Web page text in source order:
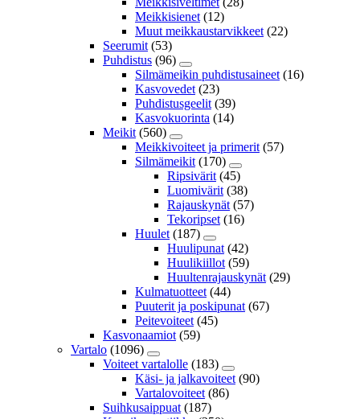
Meikkisienet (12)
Muut meikkaustarvikkeet (22)
Seerumit (53)
Puhdistus (96)
Silmämeikin puhdistusaineet (16)
Kasvovedet (23)
Puhdistusgeelit (39)
Kasvokuorinta (14)
Meikit (560)
Meikkivoiteet ja primerit (57)
Silmämeikit (170)
Ripsivärit (45)
Luomivärit (38)
Rajauskynät (57)
Tekoripset (16)
Huulet (187)
Huulipunat (42)
Huulikiillot (59)
Huultenrajauskynät (29)
Kulmatuotteet (44)
Puuterit ja poskipunat (67)
Peitevoiteet (45)
Kasvonaamiot (59)
Vartalo (1096)
Voiteet vartalolle (183)
Käsi- ja jalkavoiteet (90)
Vartalovoiteet (86)
Suihkusaippuat (187)